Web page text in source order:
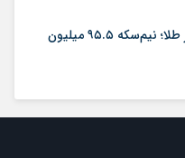
شوک جدید به بازار طلا؛ نیم‌سکه ۹۵.۵ میلیون